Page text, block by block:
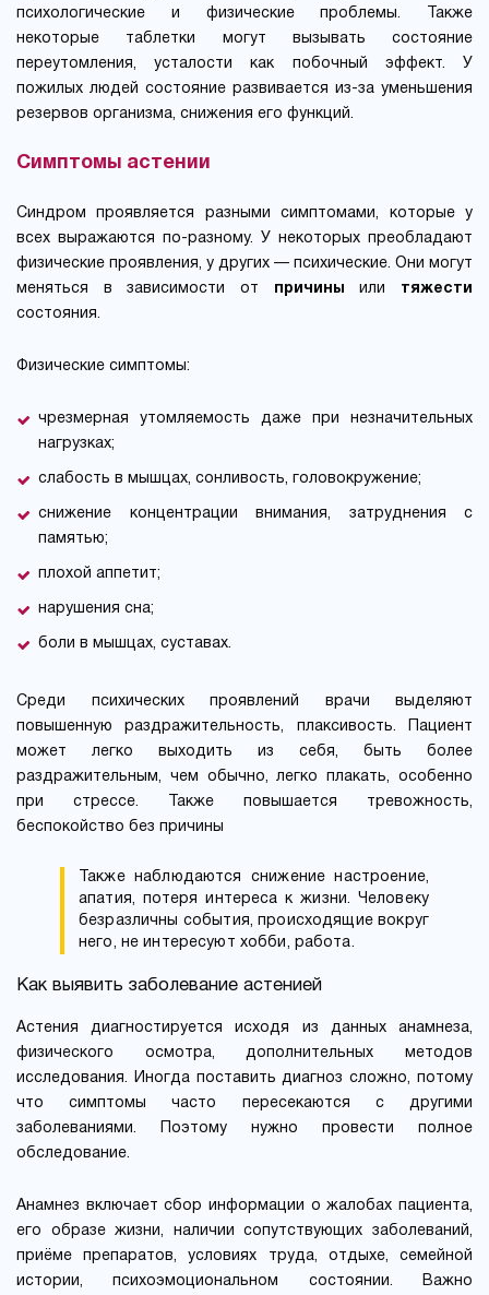
психологические и физические проблемы. Также
некоторые таблетки могут вызывать состояние
переутомления, усталости как побочный эффект. У
пожилых людей состояние развивается из-за уменьшения
резервов организма, снижения его функций.
Симптомы астении
Синдром проявляется разными симптомами, которые у
всех выражаются по-разному. У некоторых преобладают
физические проявления, у других — психические. Они могут
меняться в зависимости от
причины или тяжести
состояния.
Физические симптомы:
чрезмерная утомляемость даже при незначительных
нагрузках;
слабость в мышцах, сонливость, головокружение;
снижение концентрации внимания, затруднения с
памятью;
плохой аппетит;
нарушения сна;
боли в мышцах, суставах.
Среди психических проявлений врачи выделяют
повышенную раздражительность, плаксивость. Пациент
может легко выходить из себя, быть более
раздражительным, чем обычно, легко плакать, особенно
при стрессе. Также повышается тревожность,
беспокойство без причины
Также наблюдаются снижение настроение,
апатия, потеря интереса к жизни. Человеку
безразличны события, происходящие вокруг
него, не интересуют хобби, работа.
Как выявить заболевание астенией
Астения диагностируется исходя из данных анамнеза,
физического осмотра, дополнительных методов
исследования. Иногда поставить диагноз сложно, потому
что симптомы часто пересекаются с другими
заболеваниями. Поэтому нужно провести полное
обследование.
Анамнез включает сбор информации о жалобах пациента,
его образе жизни, наличии сопутствующих заболеваний,
приёме препаратов, условиях труда, отдыхе, семейной
истории, психоэмоциональном состоянии. Важно